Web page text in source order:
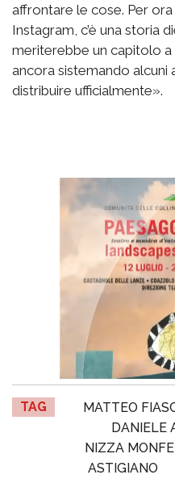
affrontare le cose. Per
Instagram, c’è una storia
meriterebbe un capitolo
ancora sistemando
distribuire ufficialmente».
TAG MATTEO
DANIELE
NIZZA
ASTIGIANO